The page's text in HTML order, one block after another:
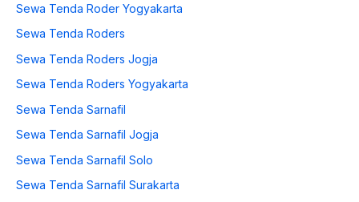
Sewa Tenda Roder Yogyakarta
Sewa Tenda Roders
Sewa Tenda Roders Jogja
Sewa Tenda Roders Yogyakarta
Sewa Tenda Sarnafil
Sewa Tenda Sarnafil Jogja
Sewa Tenda Sarnafil Solo
Sewa Tenda Sarnafil Surakarta